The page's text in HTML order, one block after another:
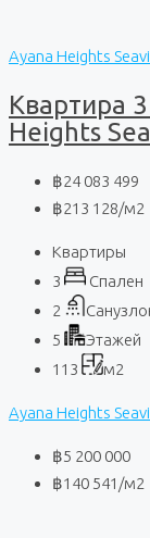
Ayana Heights
Квартира
Heights
฿24 083 499
฿213 128/м2
Квартиры
3
Спален
2
5
Этажей
113
м2
Ayana Heights
฿5 200 000
฿140 541 /м2